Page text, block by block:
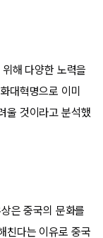
해 다양한 노력을
대혁명으로 이미
울 것이라고 분석했
은 중국의 문화를
친다는 이유로 중국